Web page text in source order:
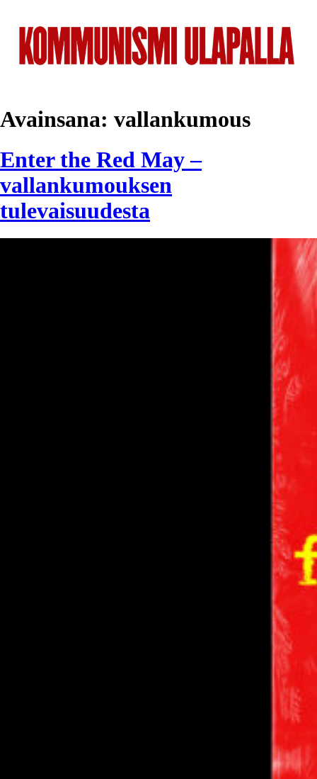
Avainsana: vallankumous
Enter the Red May –
vallankumouksen
tulevaisuudesta